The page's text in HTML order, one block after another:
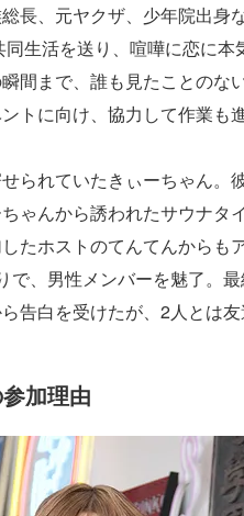
長、元ヤクザ、少年院出身
生活を送り、喧嘩に恋に本
間まで、誰も見たことのな
トに向け、協力して作業も
られていたきぃーちゃん。
ゃんから誘われたサウナタ
たホストのてんてんからも
、男性メンバーを魅了。
告白を受けたが、2人とは友
加理由